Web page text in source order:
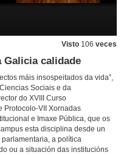
Visto 106 veces
Galicia calidade
máis insospeitados da vida”,
Sociais e da
do XVIII Curso
Protocolo-VII Xornadas
e Imaxe Pública, que os
esta disciplina desde un
parlamentaria, a política
ou a situación das institucións
de 2018
de 2018
Presentación de D. Miguel Ángel Santalices Vieira
do conferenciante
de 2018